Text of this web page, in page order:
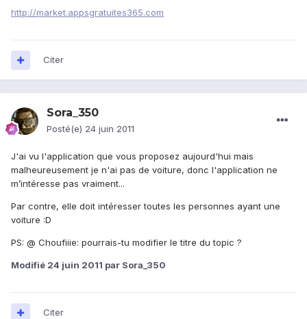
http://market.appsgratuites365.com
Citer
Sora_350
Posté(e) 24 juin 2011
J'ai vu l'application que vous proposez aujourd'hui mais
malheureusement je n'ai pas de voiture, donc l'application ne
m’intéresse pas vraiment...
Par contre, elle doit intéresser toutes les personnes ayant une
voiture :D
PS: @ Choufiiie: pourrais-tu modifier le titre du topic ?
Modifié 24 juin 2011 par Sora_350
Citer